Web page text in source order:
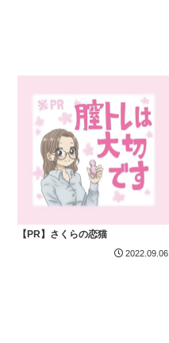
【PR】さくらの恋猫
2022.09.06